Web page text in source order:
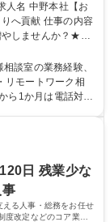
事の内容
やしませんか？★≫
、窓口となるお客
迅速かつ誠意をも
しています。 【具
献
談室の業務経験、
リモートワーク相
プの広報機能を担
たホスピタリティ
を行っておりま
日 残業少な
る人事・総務をお任せ
改定などのコア業務